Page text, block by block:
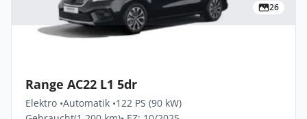
26
Range AC22 L1 5dr
Elektro •Automatik •122 PS (90 kW)